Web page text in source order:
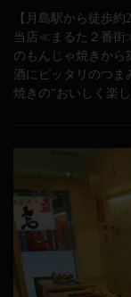
【月島駅から徒歩
当店≪まるた２番街
のもんじゃ焼きから
酒にピッタリのつま
焼きの“おいしく楽